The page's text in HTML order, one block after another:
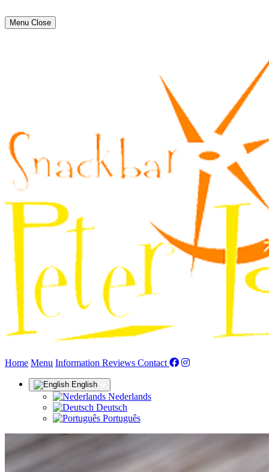
Menu Close
Home Menu Information Reviews (current)
Contact
English
Nederlands
Deutsch
Português